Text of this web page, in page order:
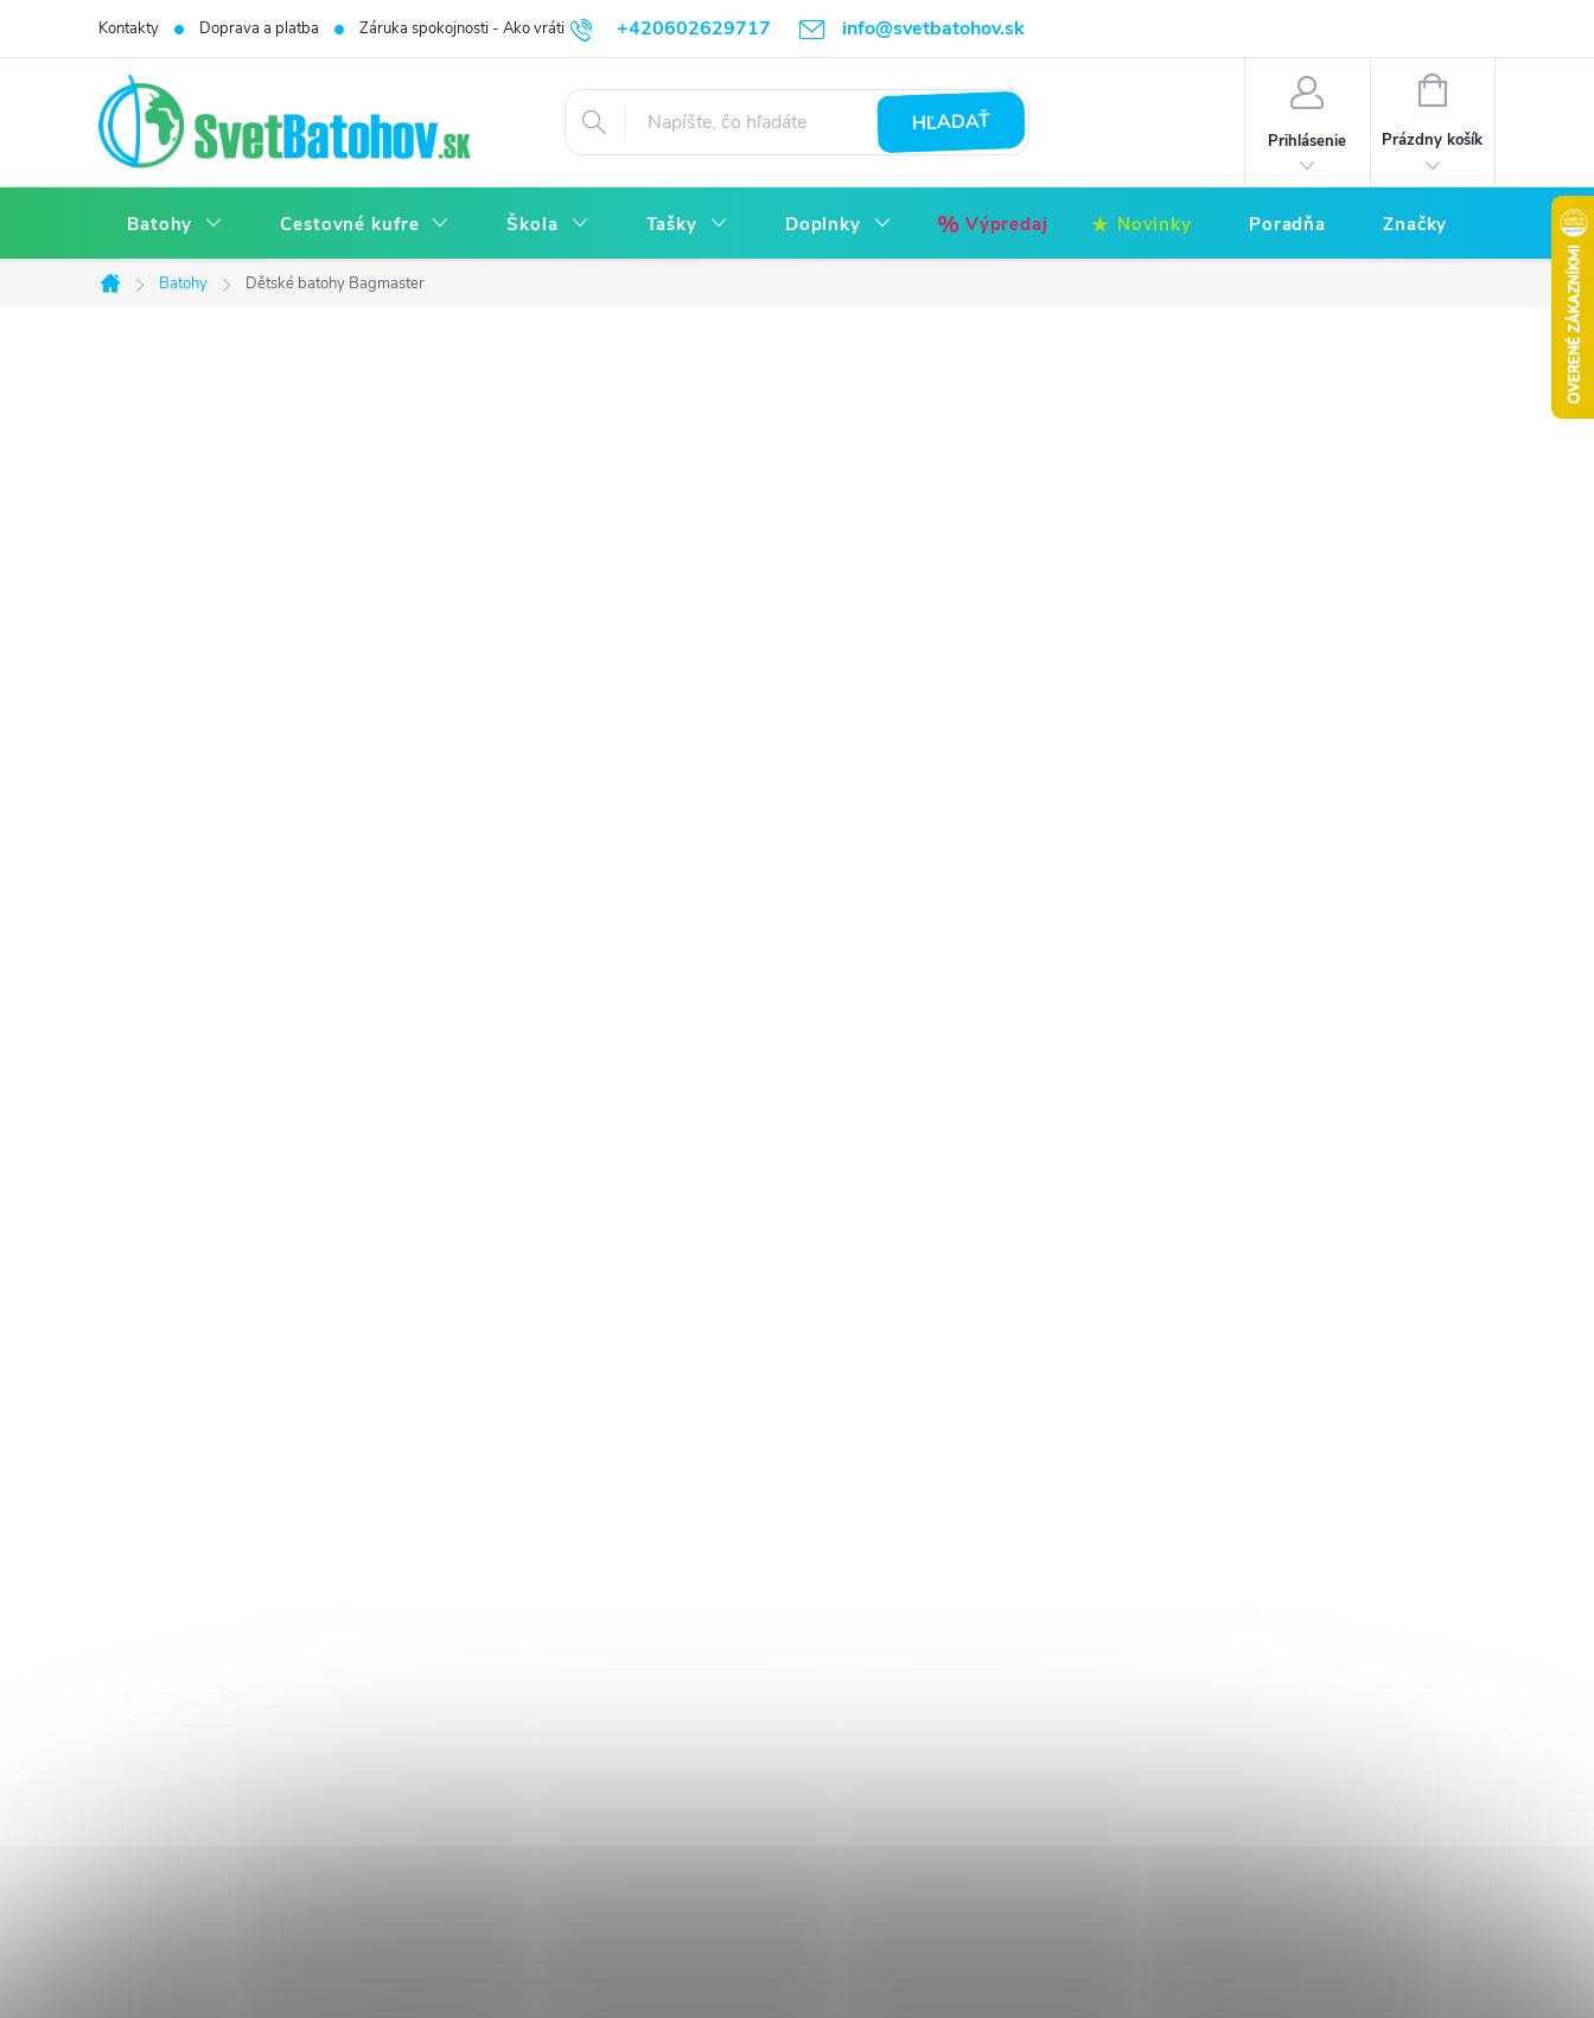
+420602629717 info@svetbatohov.sk
Kontakty Doprava a platba Záruka spokojnosti - Ako vrátiť Všetko o Nákupu Napíšte nám Reklamácia bez starostí
HĽADAŤ
Prihlásenie
NÁKUPNÝ
Prázdny košík
Batohy Cestovné kufre Škola Tašky Doplnky Výpredaj Novinky Poradňa Značky
Domov
Batohy Dětské batohy Bagmaster